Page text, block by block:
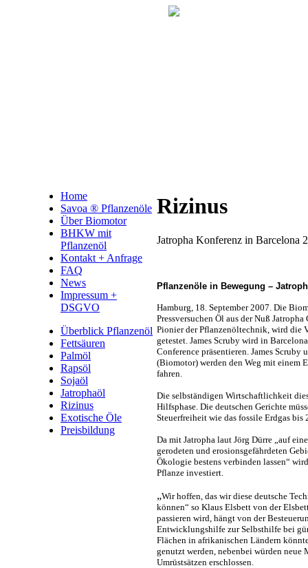
Home
Savoa ® Pflanzenöle
Über Biomotor
BHKW mit
Pflanzenöl
Kontakt + Anfrage
FAQ
News
Impressum +
DSGVO
Überblick Pflanzenöl
Fettsäuren
Palmöl
Rapsöl
Sojaöl
Jatrophaöl
Rizinus
Exotische Öle
Preisbildung
Rizinus
Jatropha Konferenz in Barcelona
Pflanzenöle in Bewegung –
Hamburg, 18. September 2007. Die
Pressversuchen Öl aus der Nuß
Pionier der Pflanzenöltechnik, wird die
getestet. James Scruby wird in
Conference präsentieren. James
(Biomotor) werden den Weg mit einem
fahren.
Die selbständigen Wirtschaftlichkeit
Hilfsphase. Die deutschen Gerichte
Steuerfreiheit wie das fossile Erdgas bis
Da mit Jatropha laut Jörg Dürre „auf
gerodeten und erosionsgefährdeten
Ökologie bestens verbinden lassen“
Pflanze investiert.
„Wir hoffen, das wir diese deutsche
können“ so Klaus Elsbett von der
passieren wird, hängt von der
Entwicklungshilfe zur Selbsthilfe bei
Flächen in afrikanischen Ländern
genutzt werden, nebenbei würden
Umrüstsätzen erschlossen.